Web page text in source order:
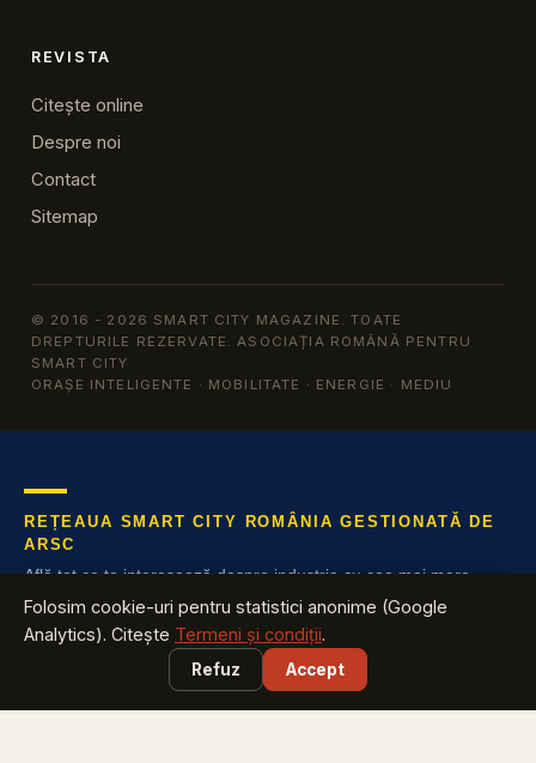
REVISTA
Citește online
Despre noi
Contact
Sitemap
© 2016 - 2026 SMART CITY MAGAZINE. TOATE
DREPTURILE REZERVATE. ASOCIAȚIA ROMÂNĂ PENTRU
SMART CITY
ORAȘE INTELIGENTE · MOBILITATE · ENERGIE · MEDIU
Folosim cookie-uri pentru statistici anonime (Google
Analytics). Citește Termeni și condiții.
Refuz Accept
REȚEAUA SMART CITY ROMÂNIA GESTIONATĂ DE
ARSC
Află tot ce te interesează despre industria cu cea mai mare
creștere din România
Harta Smart City România